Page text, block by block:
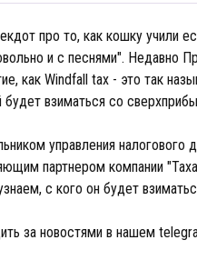
про то, как кошку учили
и с песнями". Недавно
как Windfall tax - это так
будет взиматься со
управления налогового
партнером компании
с кого он будет
за новостями в нашем